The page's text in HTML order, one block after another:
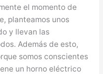
el momento de
planteamos unos
y llevan las
Además de esto,
somos conscientes
un horno eléctrico